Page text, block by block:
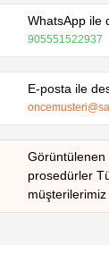
WhatsApp ile
905551522937
E-posta ile
Görüntülenen
prosedürler
müşterilerimiz